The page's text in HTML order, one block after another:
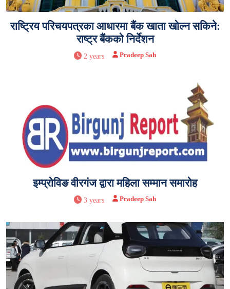
राष्ट्रिय परिचयपत्रका आधारमा बैंक खाता खोल्न सकिने:
राष्ट्र बैंकको निर्देशन
2 years Pradeep Sah
इम्प्रोविङ वीरगंज द्वारा महिला सम्मान समारोह
3 years Pradeep Sah